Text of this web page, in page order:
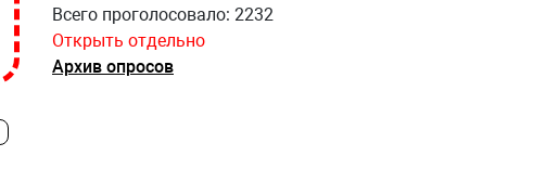
Всего проголосовало: 2232
Открыть отдельно
Архив опросов